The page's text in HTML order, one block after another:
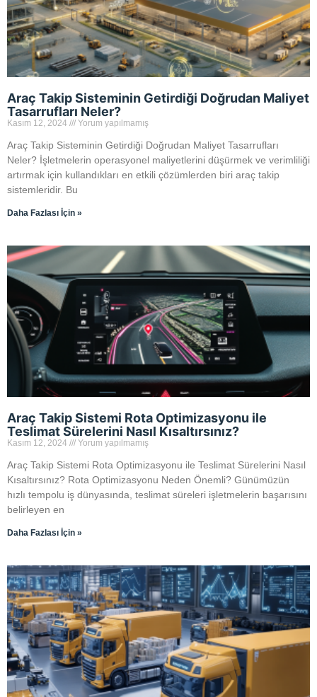
Araç Takip Sisteminin Getirdiği Doğrudan Maliyet
Tasarrufları Neler?
Kasım 12, 2024 Yorum yapılmamış
Araç Takip Sisteminin Getirdiği Doğrudan Maliyet Tasarrufları
Neler? İşletmelerin operasyonel maliyetlerini düşürmek ve verimliliği
artırmak için kullandıkları en etkili çözümlerden biri araç takip
sistemleridir. Bu
Daha Fazlası İçin »
Araç Takip Sistemi Rota Optimizasyonu ile
Teslimat Sürelerini Nasıl Kısaltırsınız?
Kasım 12, 2024 Yorum yapılmamış
Araç Takip Sistemi Rota Optimizasyonu ile Teslimat Sürelerini Nasıl
Kısaltırsınız? Rota Optimizasyonu Neden Önemli? Günümüzün
hızlı tempolu iş dünyasında, teslimat süreleri işletmelerin başarısını
belirleyen en
Daha Fazlası İçin »